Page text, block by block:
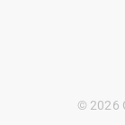
© 2026